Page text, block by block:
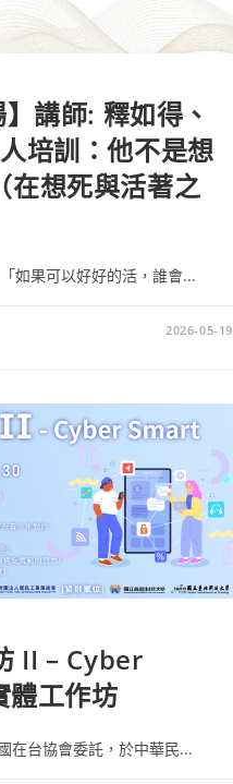
講師: 釋如得、
培訓：他不是想
在想死與活著之
如果可以好好的活，誰會...
2026-05-19
II – Cyber
體工作坊
在台協會委託，於中華民...